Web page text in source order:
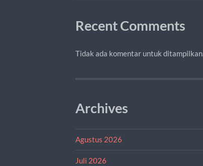
Recent Comments
Tidak ada komentar untuk ditampilkan.
Archives
Agustus 2026
Juli 2026